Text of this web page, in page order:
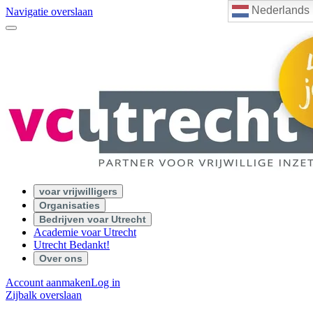
Nederlands
Navigatie overslaan
voar vrijwilligers
Organisaties
Bedrijven voar Utrecht
Academie voar Utrecht
Utrecht Bedankt!
Over ons
Account aanmakenLog in
Zijbalk overslaan